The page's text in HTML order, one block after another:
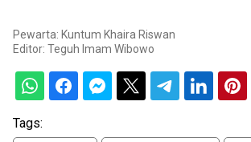
Pewarta: Kuntum Khaira Riswan
Editor: Teguh Imam Wibowo
Tags: